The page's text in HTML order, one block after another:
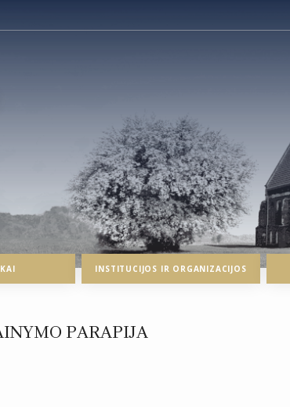
INSTITUCIJOS IR ORGANIZACIJOS
PARAPIJA